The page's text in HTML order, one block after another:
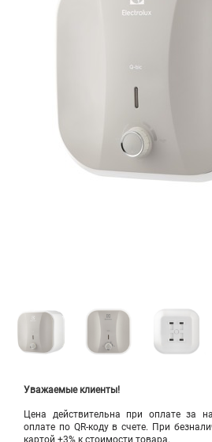
Уважаемые клиенты!
Цена действительна при оплате за
оплате по QR-коду в счете. При
картой +3% к стоимости товара.